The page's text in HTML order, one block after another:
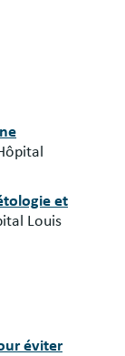
et
Louis
éviter